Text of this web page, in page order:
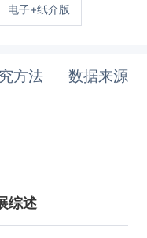
电子+纸介版
方法 数据来源
综述